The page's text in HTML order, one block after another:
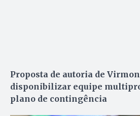
Proposta de autoria de
disponibilizar equipe
plano de contingência